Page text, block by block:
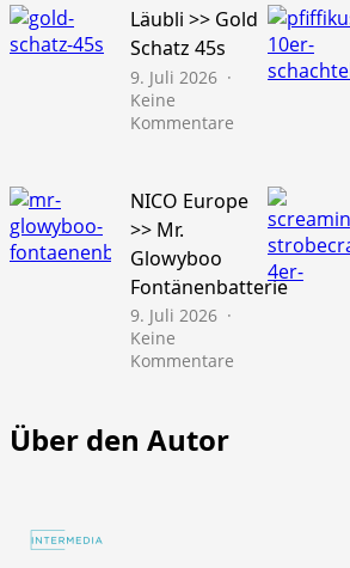
Läubli >> Gold
Schatz 45s
9. Juli 2026
Keine
Kommentare
Gold
Schatz
NICO Europe
>> Mr.
Glowyboo
Fontänenbatterie
9. Juli 2026
Keine
Kommentare
Über den Autor